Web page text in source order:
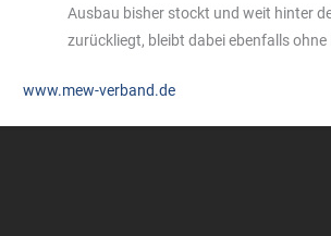
Ausbau bisher stockt und weit hinter
zurückliegt, bleibt dabei ebenfalls
www.mew-verband.de